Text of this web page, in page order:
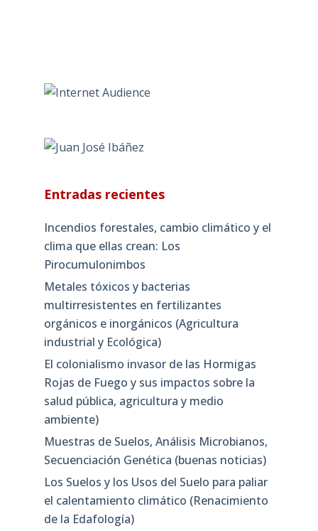
Entradas recientes
Incendios forestales, cambio climático y el
clima que ellas crean: Los
Pirocumulonimbos
Metales tóxicos y bacterias
multirresistentes en fertilizantes
orgánicos e inorgánicos (Agricultura
industrial y Ecológica)
El colonialismo invasor de las Hormigas
Rojas de Fuego y sus impactos sobre la
salud pública, agricultura y medio
ambiente)
Muestras de Suelos, Análisis Microbianos,
Secuenciación Genética (buenas noticias)
Los Suelos y los Usos del Suelo para paliar
el calentamiento climático (Renacimiento
de la Edafología)